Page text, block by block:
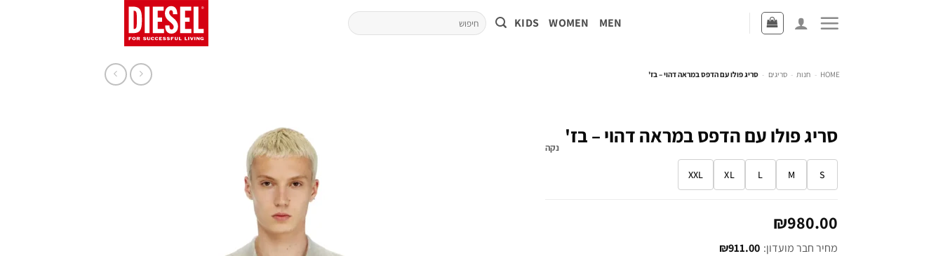
MEN
WOMEN
KIDS
HOME
- חנות - סריגים - סריג פולו עם הדפס במראה דהוי – בז'
סריג פולו עם הדפס במראה דהוי – בז'
S
M
L
XL
XXL
נקה
₪980.00
מחיר חבר מועדון: ₪911.00